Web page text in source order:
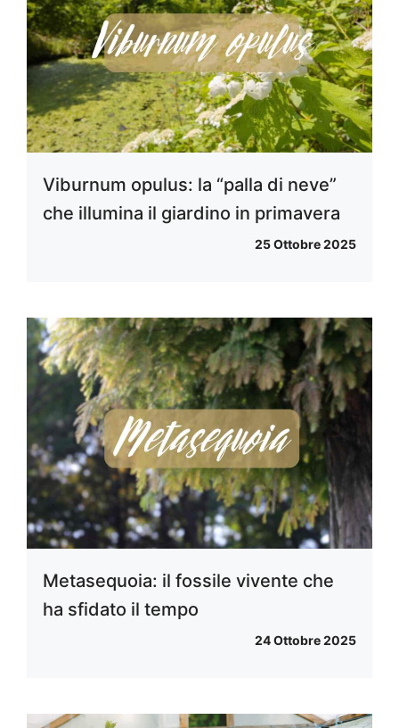
Viburnum opulus: la “palla di neve”
che illumina il giardino in primavera
25 Ottobre 2025
Metasequoia: il fossile vivente che
ha sfidato il tempo
24 Ottobre 2025